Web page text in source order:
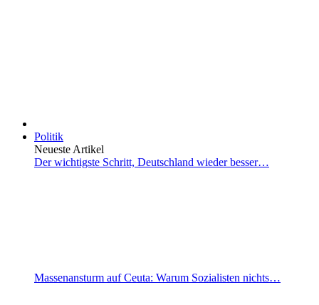
Politik
Neueste Artikel
Der wichtigste Schritt, Deutschland wieder besser…
Massenansturm auf Ceuta: Warum Sozialisten nichts…